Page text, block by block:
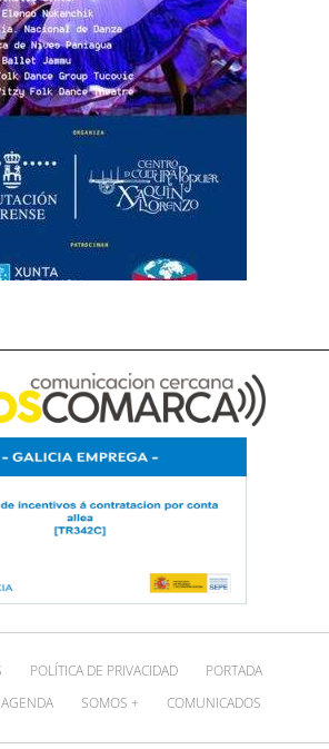
POLÍTICA DE PRIVACIDAD
PORTADA
AGENDA SOMOS + COMUNICADOS